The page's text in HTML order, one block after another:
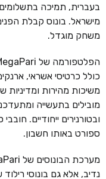
בעברית, תמיכה
מישראל. בונוס קבלת
משחק מוגדל.
כולל כרטיסי אשראי,
משיכות מהירות
מובילים בתעשייה
ובטורנירים ייחודיים.
ספורט באותו חשבון.
נדיב, אלא גם בונוסי